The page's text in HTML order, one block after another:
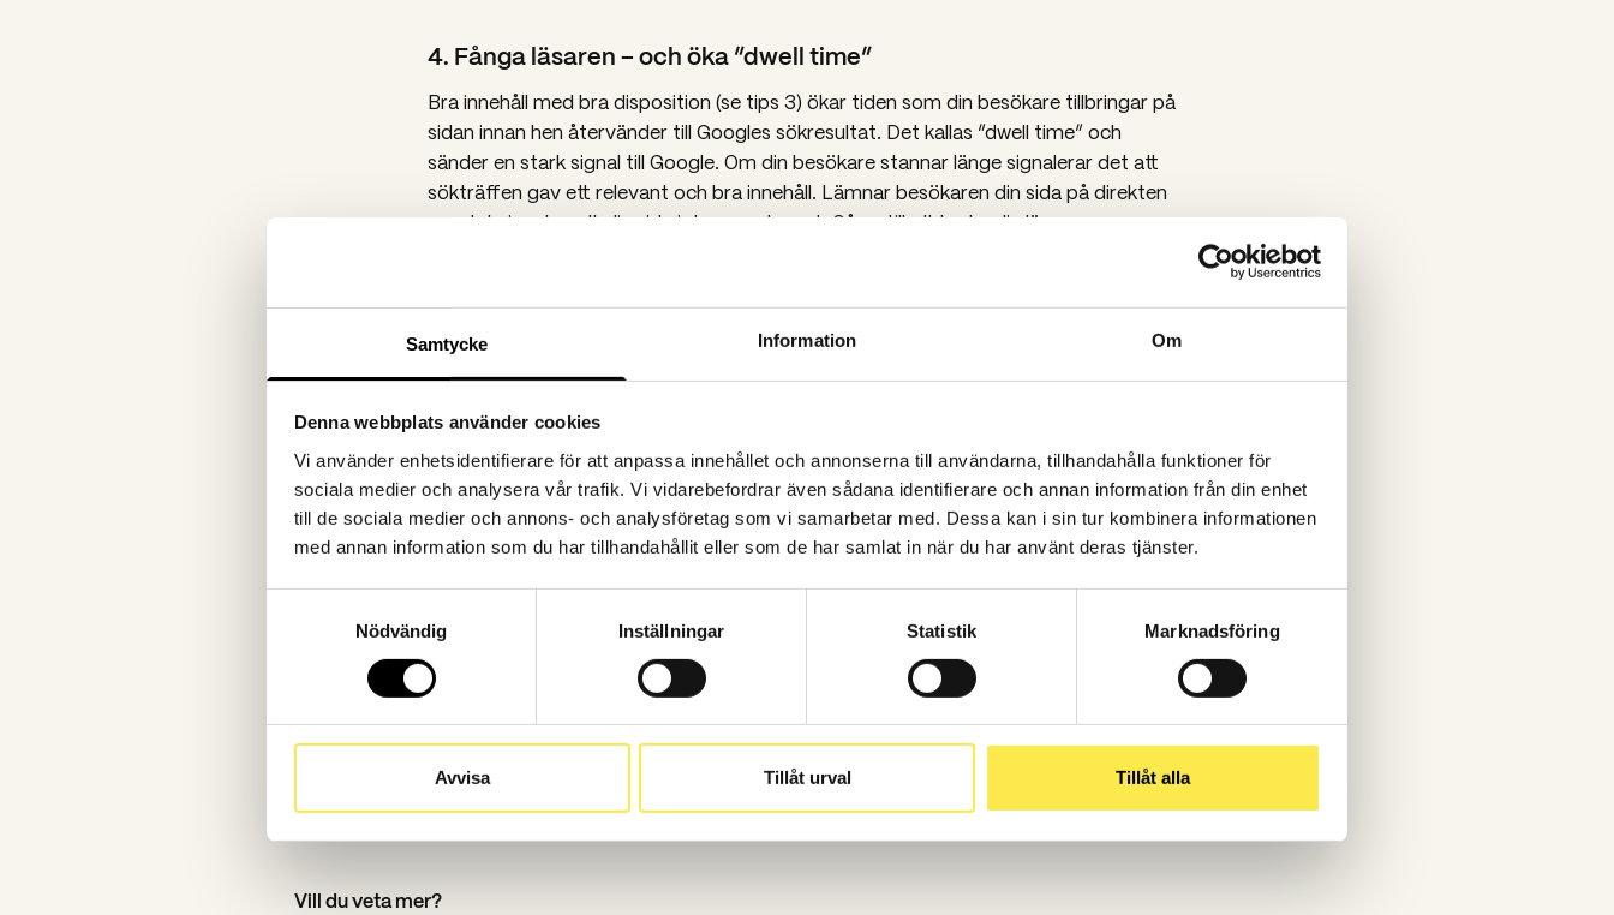
Samtycke Information Om
Denna webbplats använder cookies
Vi använder enhetsidentifierare för att anpassa innehållet och annonserna till användarna, tillhandahålla funktioner för
sociala medier och analysera vår trafik. Vi vidarebefordrar även sådana identifierare och annan information från din enhet
till de sociala medier och annons- och analysföretag som vi samarbetar med. Dessa kan i sin tur kombinera informationen
med annan information som du har tillhandahållit eller som de har samlat in när du har använt deras tjänster.
Nödvändig
Inställningar Statistik Marknadsföring
Avvisa Tillåt urval Tillåt alla
4. Fånga läsaren – och öka ”dwell time”
Bra innehåll med bra disposition (se tips 3) ökar tiden som din besökare tillbringar på
sidan innan hen återvänder till Googles sökresultat. Det kallas ”dwell time” och
sänder en stark signal till Google. Om din besökare stannar länge signalerar det att
sökträffen gav ett relevant och bra innehåll. Lämnar besökaren din sida på direkten
ger det signalen att din sida inte var relevant. Så se till att kroka din läsare
5. Ligger ditt innehåll på rätt sajt?
Om innehållet du skapar är del av en kampanj bör du tänka igenom strukturen innan
du sätter igång med innehållet. Bestäm tidigt om innehållet ska ligga på en specifik
kampanjsajt eller på företagets sajt. Optimera innehållet därefter för att inte skapa
konkurrens hos Google mellan dina egna sajter. Snacka även ihop dig med
kommunikationsavdelningen och se till att de länkar till innehållet i pressmeddelanden
och liknande. Bra backlinks är guld värt för SEO.
Vill du veta mer?